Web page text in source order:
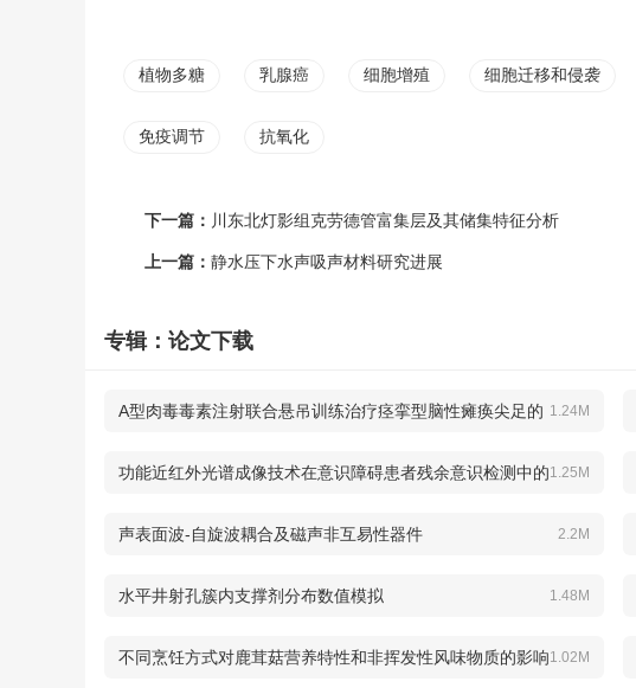
植物多糖 乳腺癌 细胞增殖 细胞迁移和侵袭
免疫调节 抗氧化
下一篇： 川东北灯影组克劳德管富集层及其储集特征分析
上一篇： 静水压下水声吸声材料研究进展
专辑：论文下载
1.24M
A型肉毒毒素注射联合悬吊训练治疗痉挛型脑性瘫痪尖足的
1.25M
功能近红外光谱成像技术在意识障碍患者残余意识检测中的
2.2M
声表面波-自旋波耦合及磁声非互易性器件
1.48M
水平井射孔簇内支撑剂分布数值模拟
1.02M
不同烹饪方式对鹿茸菇营养特性和非挥发性风味物质的影响